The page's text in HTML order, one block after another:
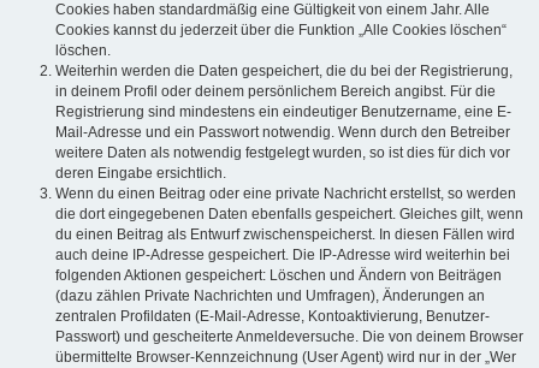
Cookies haben standardmäßig eine Gültigkeit von einem Jahr. Alle
Cookies kannst du jederzeit über die Funktion „Alle Cookies löschen“
löschen.
Weiterhin werden die Daten gespeichert, die du bei der Registrierung,
in deinem Profil oder deinem persönlichem Bereich angibst. Für die
Registrierung sind mindestens ein eindeutiger Benutzername, eine E-
Mail-Adresse und ein Passwort notwendig. Wenn durch den Betreiber
weitere Daten als notwendig festgelegt wurden, so ist dies für dich vor
deren Eingabe ersichtlich.
Wenn du einen Beitrag oder eine private Nachricht erstellst, so werden
die dort eingegebenen Daten ebenfalls gespeichert. Gleiches gilt, wenn
du einen Beitrag als Entwurf zwischenspeicherst. In diesen Fällen wird
auch deine IP-Adresse gespeichert. Die IP-Adresse wird weiterhin bei
folgenden Aktionen gespeichert: Löschen und Ändern von Beiträgen
(dazu zählen Private Nachrichten und Umfragen), Änderungen an
zentralen Profildaten (E-Mail-Adresse, Kontoaktivierung, Benutzer-
Passwort) und gescheiterte Anmeldeversuche. Die von deinem Browser
übermittelte Browser-Kennzeichnung (User Agent) wird nur in der „Wer